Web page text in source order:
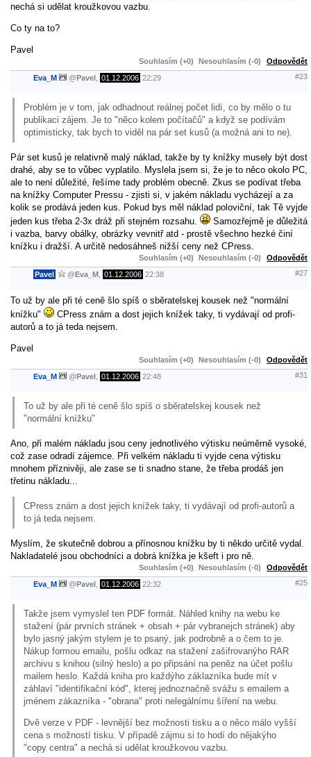
nechá si udělat kroužkovou vazbu.
Co ty na to?
Pavel
Souhlasím (+0) Nesouhlasím (-0) Odpovědět
Eva_M @Pavel 01.12.2006 22:29 #23
Problém je v tom, jak odhadnout reálnej počet lidí, co by mělo o tu
publikaci zájem. Je to "něco kolem počítačů" a když se podívám
optimisticky, tak bych to viděl na pár set kusů (a možná ani to ne).
Pár set kusů je relativně malý náklad, takže by ty knížky musely být dost
drahé, aby se to vůbec vyplatilo. Myslela jsem si, že je to něco okolo PC,
ale to není důležité, řešíme tady problém obecně. Zkus se podívat třeba
na knížky Computer Pressu - zjisti si, v jakém nákladu vycházejí a za
kolik se prodává jeden kus. Pokud bys měl náklad poloviční, tak Tě vyjde
jeden kus třeba 2-3x dráž při stejném rozsahu.
Samozřejmě je důležitá
i vazba, barvy obálky, obrázky vevnitř atd - prostě všechno hezké činí
knížku i dražší. A určitě nedosáhneš nižší ceny než CPress.
Souhlasím (+0) Nesouhlasím (-0) Odpovědět
Pavel @Eva_M 01.12.2006 22:38 #27
To už by ale při té ceně šlo spíš o sběratelskej kousek než "normální
knížku"
CPress znám a dost jejich knížek taky, ti vydávají od profi-
autorů a to já teda nejsem.
Pavel
Souhlasím (+0) Nesouhlasím (-0) Odpovědět
Eva_M @Pavel 01.12.2006 22:48 #31
To už by ale při té ceně šlo spíš o sběratelskej kousek než
"normální knížku"
Ano, při malém nákladu jsou ceny jednotlivého výtisku neúměrně vysoké,
což zase odradí zájemce. Při velkém nákladu ti vyjde cena výtisku
mnohem příznivěji, ale zase se ti snadno stane, že třeba prodáš jen
třetinu nákladu...
CPress znám a dost jejich knížek taky, ti vydávají od profi-autorů a
to já teda nejsem.
Myslím, že skutečně dobrou a přínosnou knížku by ti někdo určitě vydal.
Nakladatelé jsou obchodníci a dobrá knížka je kšeft i pro ně.
Souhlasím (+0) Nesouhlasím (-0) Odpovědět
Eva_M @Pavel 01.12.2006 22:32 #25
Takže jsem vymyslel ten PDF formát. Náhled knihy na webu ke
stažení (pár prvních stránek + obsah + pár vybranejch stránek) aby
bylo jasný jakým stylem je to psaný, jak podrobně a o čem to je.
Nákup formou emailu, pošlu odkaz na stažení zašifrovanýho RAR
archivu s knihou (silný heslo) a po připsání na peněz na účet pošlu
mailem heslo. Každá kniha pro každýho záklazníka bude mít v
záhlaví "identifikační kód", kterej jednoznačně svážu s emailem a
jménem zákazníka - "obrana" proti nelegálnímu šíření na webu.
Dvě verze v PDF - levnější bez možnosti tisku a o něco málo vyšší
cena s možností tisku. V případě zájmu si to hodí do nějakýho
"copy centra" a nechá si udělat kroužkovou vazbu.